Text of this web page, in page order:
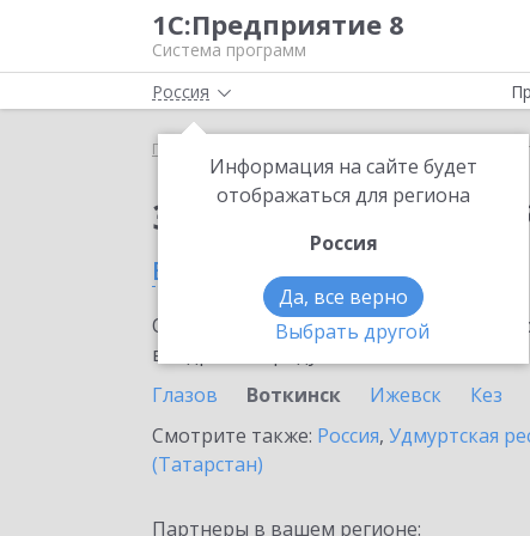
1С:Предприятие 8
Система программ
Россия
Информация на сайте будет
отображаться для региона
Россия
Да, все верно
Выбрать другой
Главная Старт
Заказать Старт
в Воткинске
Ознакомьтесь с информационными
внедрение продукта.
Глазов
Воткинск Ижевск
Кез
Смотрите также: Россия, Удмуртская
(Татарстан)
Партнеры в вашем регионе: